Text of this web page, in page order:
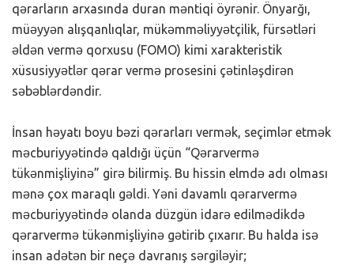
qərarların arxasında duran məntiqi öyrənir. Önyarğı,
müəyyən alışqanlıqlar, mükəmməliyyətçilik, fürsətləri
əldən vermə qorxusu (FOMO) kimi xarakteristik
xüsusiyyətlər qərar vermə prosesini çətinləşdirən
səbəblərdəndir.
İnsan həyatı boyu bəzi qərarları vermək, seçimlər etmək
məcburiyyətində qaldığı üçün “Qərarvermə
tükənmişliyinə” girə bilirmiş. Bu hissin elmdə adı olması
mənə çox maraqlı gəldi. Yəni davamlı qərarvermə
məcburiyyətində olanda düzgün idarə edilmədikdə
qərarvermə tükənmişliyinə gətirib çıxarır. Bu halda isə
insan adətən bir neçə davranış sərgiləyir;